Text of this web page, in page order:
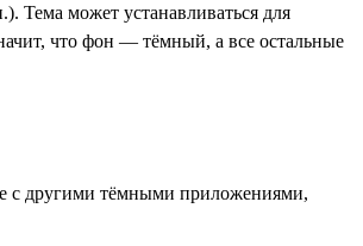
Тема может устанавливаться для
что фон — тёмный, а все остальные
с другими тёмными приложениями,